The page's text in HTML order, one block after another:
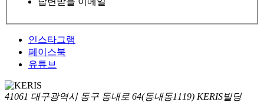
인스타그램
페이스북
유튜브
41061 대구광역시 동구 동내로 64(동내동1119) KERIS빌딩